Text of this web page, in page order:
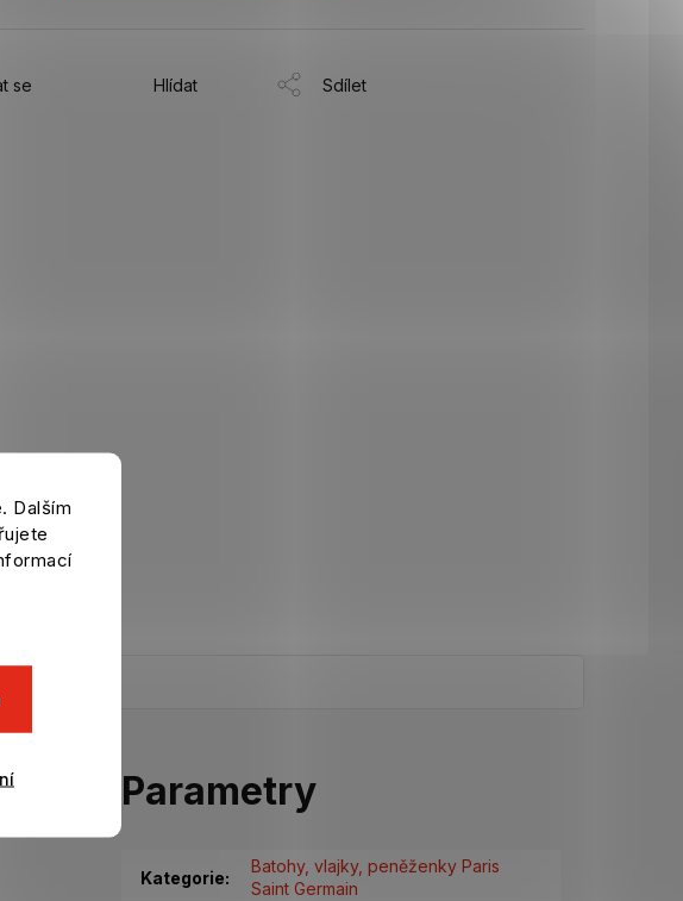
Dalším
se Hlídat Sdílet
Parametry
Kategorie:
Batohy, vlajky, peněženky Paris
Saint Germain